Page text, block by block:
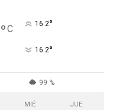
°C 16.2°
16.2°
99 %
MIÉ JUE